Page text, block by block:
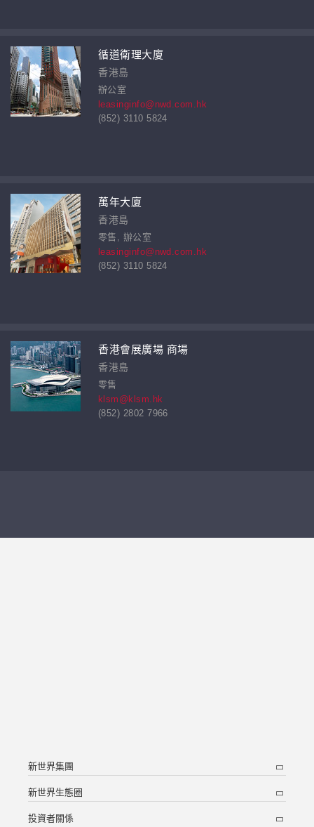
循道衛理大廈
香港島
辦公室
leasinginfo@nwd.com.hk
(852) 3110 5824
萬年大廈
香港島
零售, 辦公室
leasinginfo@nwd.com.hk
(852) 3110 5824
香港會展廣場 商場
香港島
零售
klsm@klsm.hk
(852) 2802 7966
新世界集團
新世界生態圈
投資者關係